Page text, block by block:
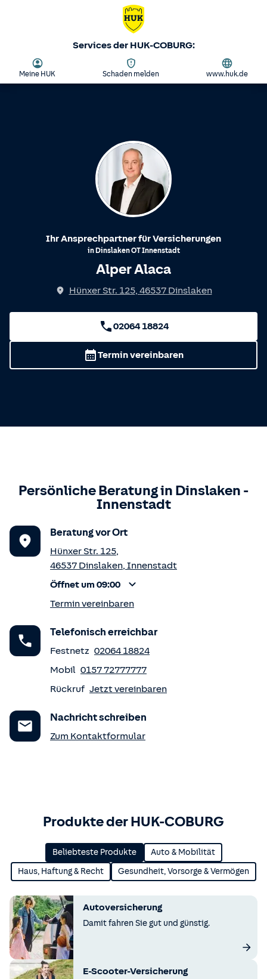
Services der HUK-COBURG:
Meine HUK Schaden melden www.huk.de
Ihr Ansprechpartner für Versicherungen
in DinslakenOTInnenstadt
Alper Alaca
Hünxer Str. 125, 46537 Dinslaken
02064 18824
Termin vereinbaren
Persönliche Beratung in Dinslaken -
Innenstadt
Beratung vor Ort
Hünxer Str. 125,
46537 Dinslaken, Innenstadt
Öffnet um 09:00
Termin vereinbaren
Telefonisch erreichbar
Festnetz 02064 18824
Mobil 0157 72777777
Rückruf Jetzt vereinbaren
Nachricht schreiben
Zum Kontaktformular
Produkte der HUK-COBURG
Beliebteste Produkte Auto & Mobilität
Haus, Haftung & Recht Gesundheit, Vorsorge & Vermögen
Autoversicherung
Damit fahren Sie gut und günstig.
E-Scooter-Versicherung